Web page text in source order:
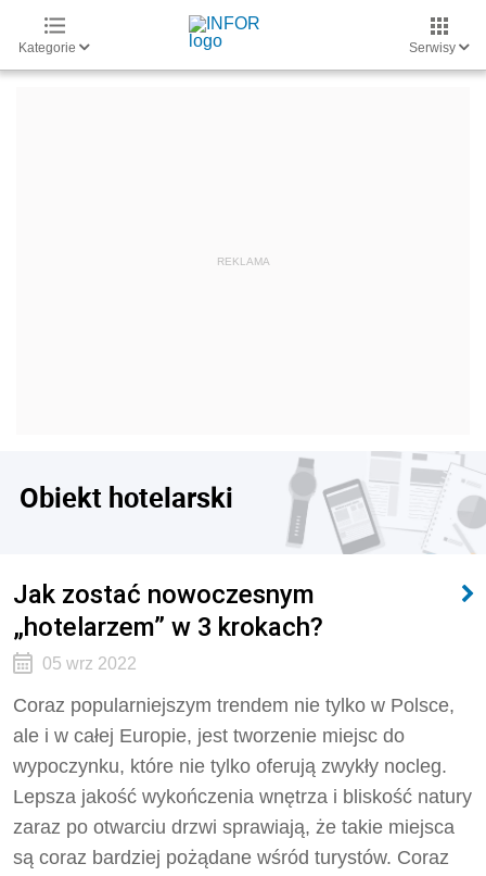
Kategorie Serwisy
Obiekt hotelarski
Jak zostać nowoczesnym
„hotelarzem” w 3 krokach?
05 wrz 2022
Coraz popularniejszym trendem nie tylko w Polsce,
ale i w całej Europie, jest tworzenie miejsc do
wypoczynku, które nie tylko oferują zwykły nocleg.
Lepsza jakość wykończenia wnętrza i bliskość natury
zaraz po otwarciu drzwi sprawiają, że takie miejsca
są coraz bardziej pożądane wśród turystów. Coraz